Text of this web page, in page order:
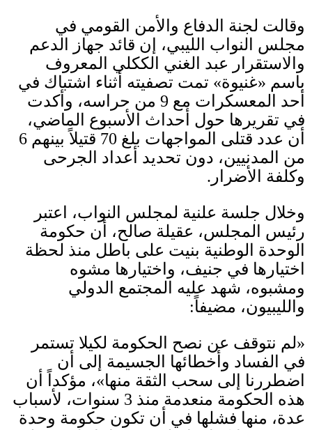
وقالت لجنة الدفاع والأمن القومي في
مجلس النواب الليبي، إن قائد جهاز الدعم
والاستقرار عبد الغني الككلي المعروف
باسم «غنيوة» تمت تصفيته أثناء اشتباك في
أحد المعسكرات مع 9 من حراسه، وأكدت
في تقريرها حول أحداث الأسبوع الماضي،
أن عدد قتلى المواجهات بلغ 70 قتيلاً بينهم 6
من المدنيين، دون تحديد أعداد الجرحى
وكلفة الأضرار .
وخلال جلسة علنية لمجلس النواب، اعتبر
رئيس المجلس، عقيلة صالح، أن حكومة
الوحدة الوطنية بنيت على باطل منذ لحظة
اختيارها في جنيف، واختيارها مشوه
ومشبوه، شهد عليه المجتمع الدولي
والليبيون، مضيفاً:
«لم نتوقف عن نصح الحكومة لكيلا تستمر
في الفساد وأخطائها الجسيمة إلى أن
اضطررنا إلى سحب الثقة منها»، مؤكداً أن
هذه الحكومة منعدمة منذ 3 سنوات، لأسباب
عدة، منها فشلها في أن تكون حكومة وحدة